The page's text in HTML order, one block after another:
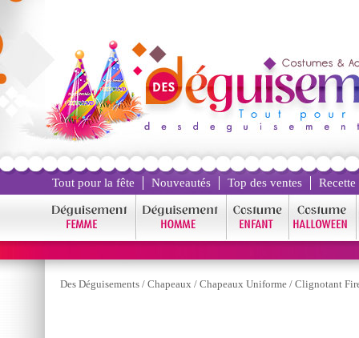
Tout pour la fête Nouveautés Top des ventes
Des Déguisements / Chapeaux / Chapeaux Uniforme / Clignotant